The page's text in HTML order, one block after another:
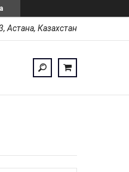
Астана, Казахстан